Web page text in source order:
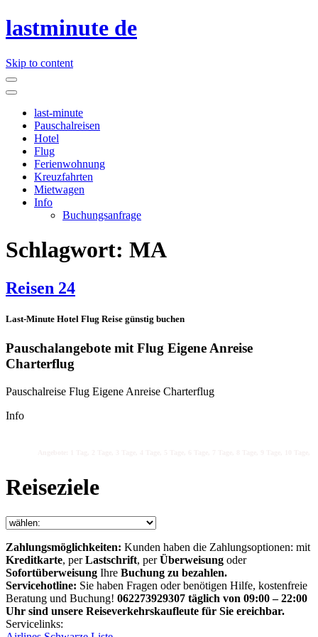
lastminute de
Skip to content
last-minute
Pauschalreisen
Hotel
Flug
Ferienwohnung
Kreuzfahrten
Mietwagen
Info
Buchungsanfrage
Schlagwort: MA
Reisen 24
Last-Minute Hotel Flug Reise günstig buchen
Pauschalangebote mit Flug Eigene Anreise
Charterflug
Pauschalreise Flug Eigene Anreise Charterflug
Info
Reiseziele
Zahlungsmöglichkeiten: Kunden haben die Zahlungsoptionen: mit
Kreditkarte, perLastschrift, perÜberweisung oder
Sofortüberweisung Ihre Buchung zu bezahlen.
Servicehotline: Sie haben Fragen oder benötigen Hilfe, kostenfreie
Beratung und Buchung! 062273929307 täglich von 09:00 – 22:00
Uhr sind unsere Reiseverkehrskaufleute für Sie ereichbar.
Servicelinks: